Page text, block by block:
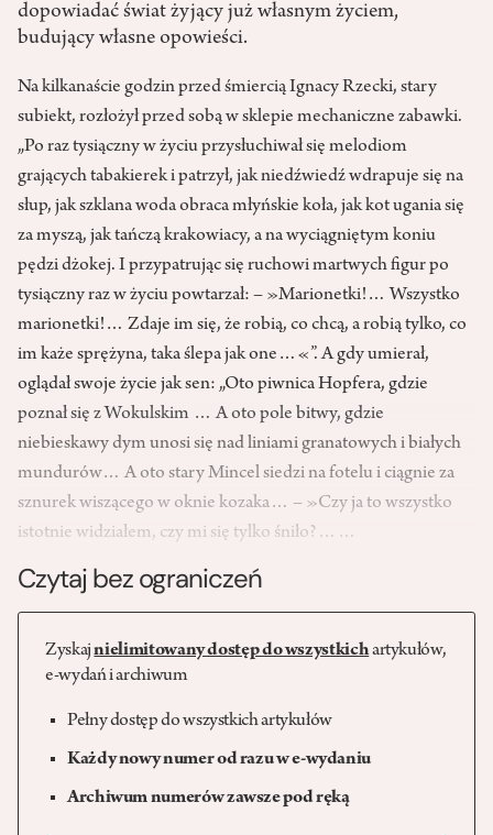
dopowiadać świat żyjący już własnym życiem,
budujący własne opowieści.
Na kilkanaście godzin przed śmiercią Ignacy Rzecki, stary
subiekt, rozłożył przed sobą w sklepie mechaniczne zabawki.
„Po raz tysiączny w życiu przysłuchiwał się melodiom
grających tabakierek i patrzył, jak niedźwiedź wdrapuje się na
słup, jak szklana woda obraca młyńskie koła, jak kot ugania się
za myszą, jak tańczą krakowiacy, a na wyciągniętym koniu
pędzi dżokej. I przypatrując się ruchowi martwych figur po
tysiączny raz w życiu powtarzał: – »Marionetki!… Wszystko
marionetki!… Zdaje im się, że robią, co chcą, a robią tylko, co
im każe sprężyna, taka ślepa jak one…«”. A gdy umierał,
oglądał swoje życie jak sen: „Oto piwnica Hopfera, gdzie
poznał się z Wokulskim … A oto pole bitwy, gdzie
niebieskawy dym unosi się nad liniami granatowych i białych
mundurów… A oto stary Mincel siedzi na fotelu i ciągnie za
sznurek wiszącego w oknie kozaka… – »Czy ja to wszystko
istotnie widziałem, czy mi się tylko śniło?……
Czytaj bez ograniczeń
Zyskajnielimitowany dostęp do wszystkichartykułów,
e-wydań i archiwum
Pełny dostęp do wszystkich artykułów
Każdy nowy numer od razu w e-wydaniu
Archiwum numerów zawsze pod ręką